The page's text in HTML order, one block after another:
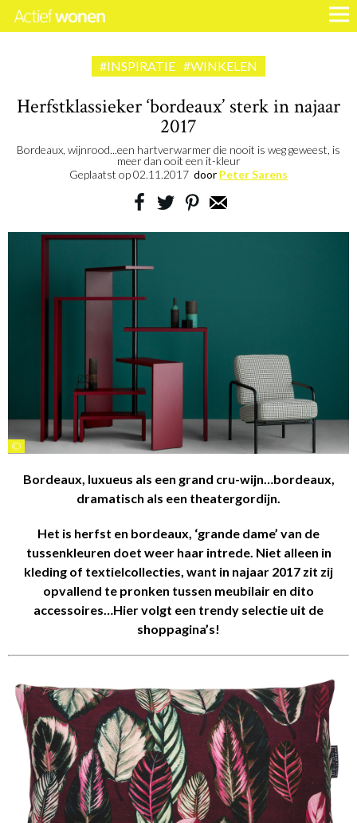
#INSPIRATIE #WINKELEN
Herfstklassieker ‘bordeaux’ sterk in najaar
2017
Bordeaux, wijnrood...een hartverwarmer die nooit is weg geweest, is
meer dan ooit een it-kleur
Geplaatst op02.11.2017 door Peter Sarens
©
Bordeaux, luxueus als een grand cru-wijn…bordeaux,
dramatisch als een theatergordijn.
Het is herfst en bordeaux, ‘grande dame’ van de
tussenkleuren doet weer haar intrede. Niet alleen in
kleding of textielcollecties, want in najaar 2017 zit zij
opvallend te pronken tussen meubilair en dito
accessoires…Hier volgt een trendy selectie uit de
shoppagina’s!